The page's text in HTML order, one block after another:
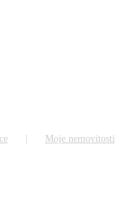
Moje nemovitosti